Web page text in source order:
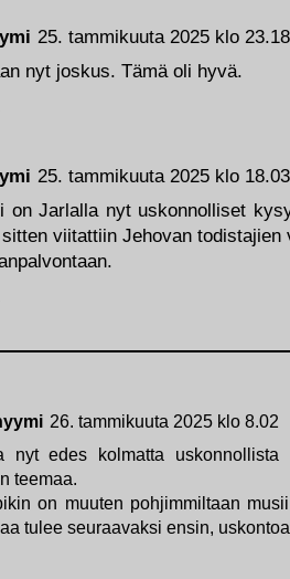
25. tammikuuta 2025 klo 18.03
on Jarlalla nyt uskonnolliset
viitattiin Jehovan todistajien
26. tammikuuta 2025 klo 8.02
nyt edes kolmatta
teemaa.
on muuten pohjimmiltaan
tulee seuraavaksi ensin,
25. tammikuuta 2025 klo 23.18
nyt joskus. Tämä oli hyvä.